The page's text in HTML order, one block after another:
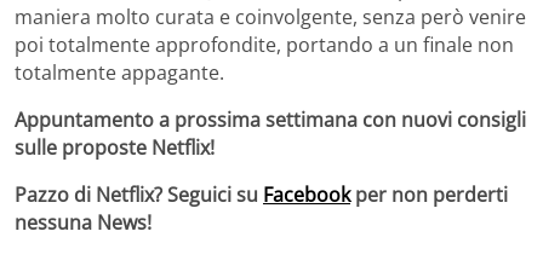
maniera molto curata e coinvolgente, senza però venire
poi totalmente approfondite, portando a un finale non
totalmente appagante.
Appuntamento a prossima settimana con nuovi consigli
sulle proposte Netflix!
Pazzo di Netflix? Seguici su Facebookper non perderti
nessuna News!